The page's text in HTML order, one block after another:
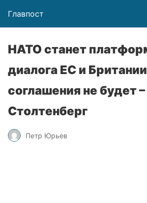
Главпост
НАТО станет
диалога ЕС и
соглашения не будет –
Столтенберг
Петр Юрьев